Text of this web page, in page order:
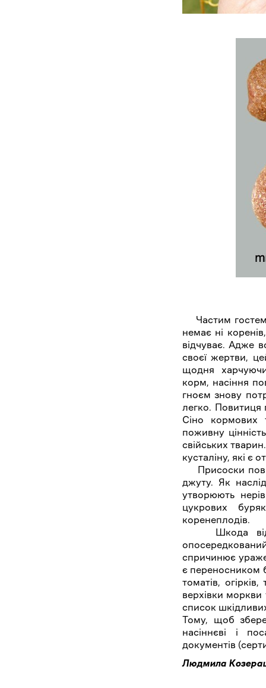
Частим гостем
немає ні
відчуває. Адже
своєї жертви,
щодня
корм, насіння
гноєм знову
легко. Повитиця
Сіно кормових
поживну
свійських
кусталіну, які є
Присоски
джуту. Як
утворюють
цукрових
коренеплодів.
Шкода від
спричинює
є переносником
томатів,
верхівки
список
Тому, щоб
насіннєві і
документів
Людмила